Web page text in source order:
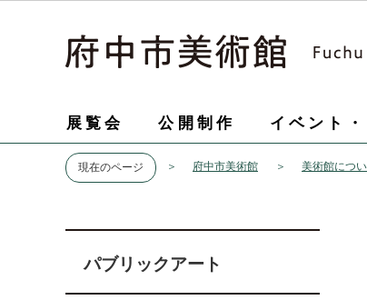
展覧会 公開制作 イベント
現在のページ 府中市美術館 美術館につ
パブリックアート